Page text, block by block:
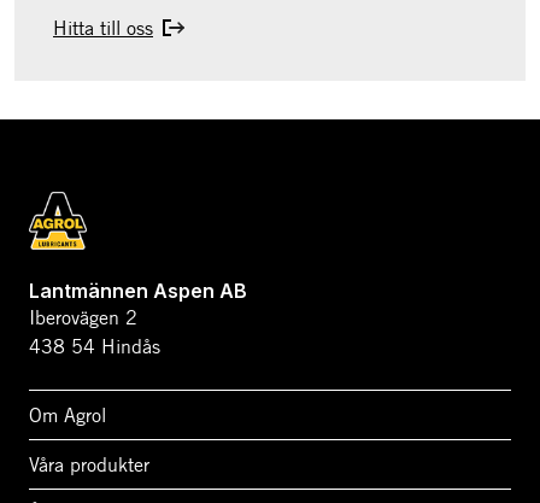
Hitta till oss
Lantmännen Aspen AB
Iberovägen 2
438 54 Hindås
Om Agrol
Våra produkter